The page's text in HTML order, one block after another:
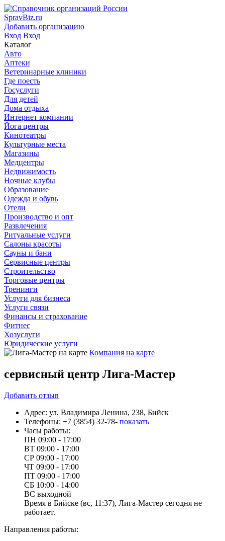
SpravBiz.ru
Добавить организацию
Вход Вход
Каталог
Авто
Аптеки
Ветеринарные клиники
Где поесть
Госуслуги
Для детей
Дома отдыха
Интернет компании
Йога центры
Кинотеатры
Культурные места
Магазины
Медцентры
Недвижимость
Ночные клубы
Образование
Одежда и обувь
Отели
Производство и опт
Развлечения
Ритуальные услуги
Салоны красоты
Сауны и бани
Сервисные центры
Строительство
Торговые центры
Тренинги
Услуги для бизнеса
Услуги связи
Финансы и страхование
Фитнес
Хозуслуги
Юридические услуги
Компания на карте
сервисный центр Лига-Мастер
Добавить отзыв
Адрес: ул. Владимира Ленина, 238, Бийск
Телефоны: +7 (3854) 32-78- показать
Часы работы:
ПН 09:00 - 17:00
ВТ 09:00 - 17:00
СР 09:00 - 17:00
ЧТ 09:00 - 17:00
ПТ 09:00 - 17:00
СБ 10:00 - 14:00
ВС выходной
Время в Бийске (вс, 11:37), Лига-Мастер сегодня не
работает.
Направления работы: